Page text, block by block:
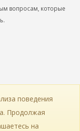
вопросам, которые
поведения
Продолжая
на